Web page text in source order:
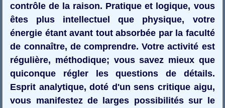
contrôle de la raison. Pratique et logique, vous
êtes plus intellectuel que physique, votre
énergie étant avant tout absorbée par la faculté
de connaître, de comprendre. Votre activité est
régulière, méthodique; vous savez mieux que
quiconque régler les questions de détails.
Esprit analytique, doté d'un sens critique aigu,
vous manifestez de larges possibilités sur le